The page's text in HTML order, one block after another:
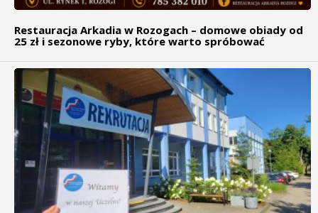
Restauracja Arkadia w Rozogach – domowe obiady od
25 zł i sezonowe ryby, które warto spróbować